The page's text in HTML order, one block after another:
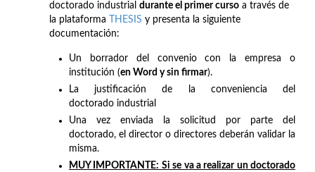
doctorado industrial durante el primer curso a través de
la plataforma
THESIS y presenta la siguiente
documentación:
Un borrador del convenio con la empresa o
institución (en Word y sin firmar).
La justificación de la conveniencia del
doctorado industrial
Una vez enviada la solicitud por parte del
doctorado, el director o directores deberán validar la
misma.
MUY IMPORTANTE: Si se va a realizar un doctorado